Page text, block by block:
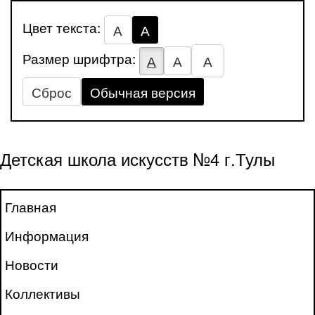
Цвет текста: А
А
Размер шрифтра:
А А
А
Сброс
Обычная версия
Детская школа искусств №4 г.Тулы
Главная
Информация
Новости
Коллективы